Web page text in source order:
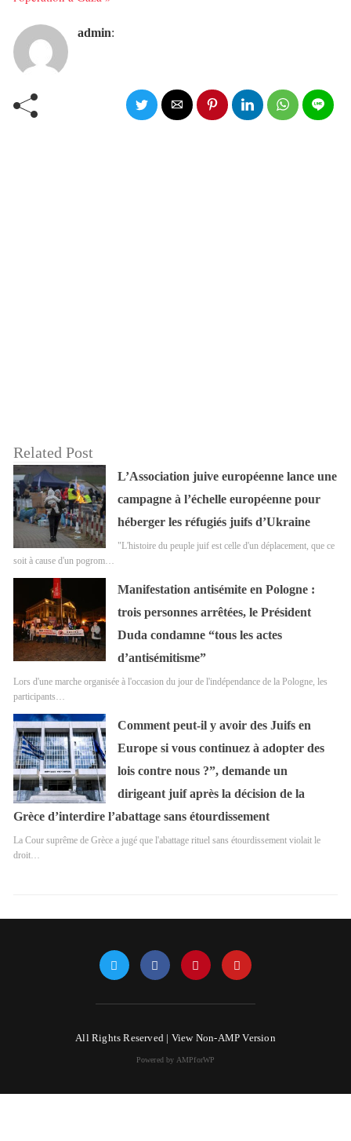
admin:
Related Post
L’Association juive européenne lance une
campagne à l’échelle européenne pour
héberger les réfugiés juifs d’Ukraine
"L'histoire du peuple juif est celle d'un déplacement, que ce
soit à cause d'un pogrom…
Manifestation antisémite en Pologne :
trois personnes arrêtées, le Président
Duda condamne “tous les actes
d’antisémitisme”
Lors d'une marche organisée à l'occasion du jour de l'indépendance de la Pologne, les
participants…
Comment peut-il y avoir des Juifs en
Europe si vous continuez à adopter des
lois contre nous ?”, demande un
dirigeant juif après la décision de la
Grèce d’interdire l’abattage sans étourdissement
La Cour suprême de Grèce a jugé que l'abattage rituel sans étourdissement violait le
droit…
All Rights Reserved | View Non-AMP Version
Powered by AMPforWP